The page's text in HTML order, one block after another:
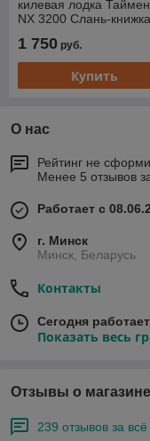
килевая лодка
NX 3200 Слань-книжка
черный
1 750 руб.
Купить
О нас
Рейтинг не
Менее 5 отзывов
Работает с
г. Минск
Минск, Беларусь
Контакты
Сегодня
Показать весь
Отзывы о магазине
239 отзывов за